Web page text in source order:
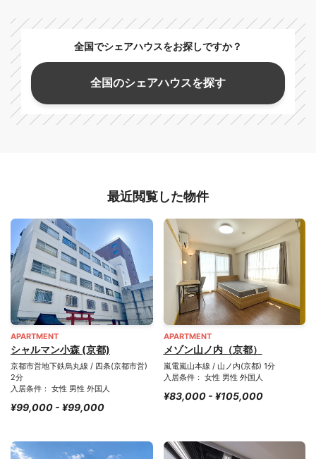
全国でシェアハウスをお探しですか？
全国のシェアハウスを探す
最近閲覧した物件
APARTMENT
シャルマン小森 (京都)
京都市営地下鉄烏丸線 / 四条(京都市営)
2分
入居条件： 女性 男性 外国人
¥99,000 - ¥99,000
APARTMENT
メゾン山ノ内（京都）
嵐電嵐山本線 / 山ノ内(京都) 1分
入居条件： 女性 男性 外国人
¥83,000 - ¥105,000